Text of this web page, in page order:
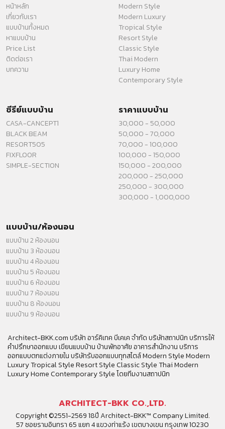
หน้าหลัก
เกี่ยวกับเรา
แบบบ้านทั้งหมด
หาแบบบ้าน
Price List
ติดต่อเรา
บทความ
Modern Style
Modern Luxury
Tropical Style
Resort Style
Classic Style
Thai Modern
Luxury Home
Contemporary Style
ซีรีย์แบบบ้าน
CASA-CANCEPT1
BLACK BEAM
RESORT505
FIXFLOOR
SIMPLE-SECTION
ราคาแบบบ้าน
30,000 - 50,000
50,000 - 70,000
70,000 - 100,000
100,000 - 150,000
150,000 - 200,000
200,000 - 250,000
250,000 - 300,000
300,000 - 1,000,000
แบบบ้าน/ห้องนอน
แบบบ้าน 2 ห้องนอน
แบบบ้าน 3 ห้องนอน
แบบบ้าน 4 ห้องนอน
แบบบ้าน 5 ห้องนอน
แบบบ้าน 6 ห้องนอน
แบบบ้าน 7 ห้องนอน
แบบบ้าน 8 ห้องนอน
แบบบ้าน 9 ห้องนอน
Architect-BKK.com บริษัท อาร์คิเทค บีเคเค จำกัด บริษัทสถาปนิก บริการให้
คำปรึกษาออกแบบ เขียนแบบบ้าน บ้านพักอาศัย อาคารสำนักงาน บริการ
ออกแบบตกแต่งภายใน บริษัทรับออกแบบทุกสไตล์ Modern Style Modern
Luxury Tropical Style Resort Style Classic Style Thai Modern
Luxury Home Contemporary Style โดยทีมงานสถาปนิก
ARCHITECT-BKK CO.,LTD.
Copyright ©2551-2569 18ปี Architect-BKK™ Company Limited.
57 ซอยรามอินทรา 65 แยก 4 แขวงท่าแร้ง เขตบางเขน กรุงเทพ 10230